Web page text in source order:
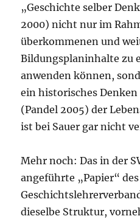
„Geschichte selber
2000) nicht nur im
überkommenen und
Bildungsplaninhalte zu
anwenden können,
ein historisches
(Pandel 2005) der
ist bei Sauer gar nicht
Mehr noch: Das in der
angeführte „Papier“ des
dieselbe Struktur,